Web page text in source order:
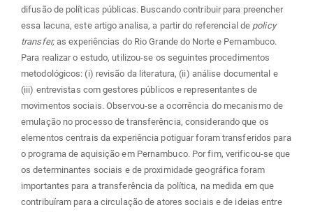
difusão de políticas públicas. Buscando contribuir para preencher
essa lacuna, este artigo analisa, a partir do referencial de policy
transfer, as experiências do Rio Grande do Norte e Pernambuco.
Para realizar o estudo, utilizou-se os seguintes procedimentos
metodológicos: (i) revisão da literatura, (ii) análise documental e
(iii) entrevistas com gestores públicos e representantes de
movimentos sociais. Observou-se a ocorrência do mecanismo de
emulação no processo de transferência, considerando que os
elementos centrais da experiência potiguar foram transferidos para
o programa de aquisição em Pernambuco. Por fim, verificou-se que
os determinantes sociais e de proximidade geográfica foram
importantes para a transferência da política, na medida em que
contribuíram para a circulação de atores sociais e de ideias entre